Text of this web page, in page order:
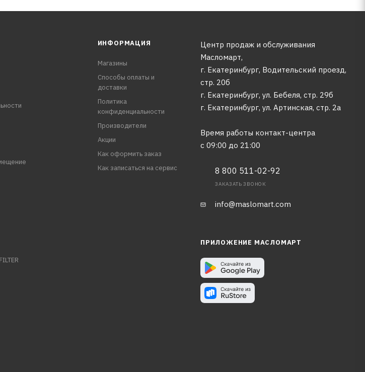
ИНФОРМАЦИЯ
Магазины
Способы оплаты и
доставки
Политика
конфиденциальности
Производители
Акции
Как оформить заказ
Как записаться на сервис
Центр продаж и обслуживания
Масломарт,
г. Екатеринбург, Водительский проезд,
стр. 20б
г. Екатеринбург, ул. Бебеля, стр. 29б
г. Екатеринбург, ул. Артинская, стр. 2а
Время работы контакт-центра
с 09:00 до 21:00
8 800 511-02-92
ЗАКАЗАТЬ ЗВОНОК
info@maslomart.com
ПРИЛОЖЕНИЕ МАСЛОМАРТ